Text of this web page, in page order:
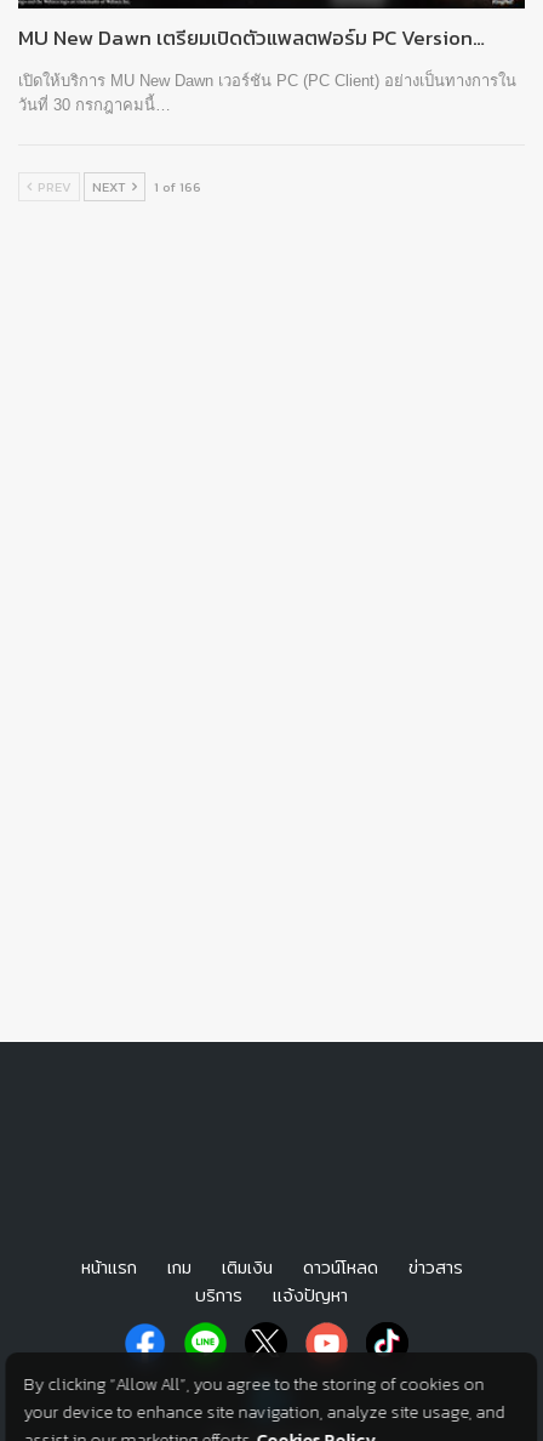
MU New Dawn เตรียมเปิดตัวแพลตฟอร์ม PC Version…
เปิดให้บริการ MU New Dawn เวอร์ชัน PC (PC Client) อย่างเป็นทางการใน
วันที่ 30 กรกฎาคมนี้…
PREV NEXT 1 of 166
By clicking “Allow All”, you agree to the storing of cookies on
your device to enhance site navigation, analyze site usage, and
หน้าแรก เกม เติมเงิน ดาวน์โหลด
ข่าวสาร
บริการ
แจ้งปัญหา